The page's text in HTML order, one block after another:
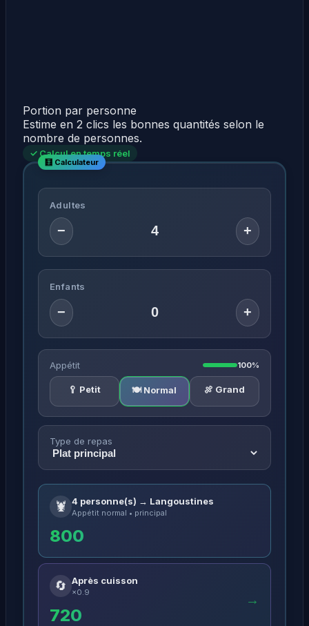
Portion par personne
Estime en 2 clics les bonnes quantités selon le
nombre de personnes.
✓ Calcul en temps réel
Adultes
− +
Enfants
− +
Appétit 100%
🥄 Petit 🍽️ Normal 🍖 Grand
Type de repas
🦞 4 personne(s) → Langoustines
Appétit normal • principal
800
🔄 Après cuisson
×0.9
720
→